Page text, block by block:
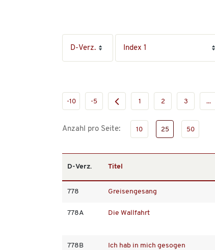
-10 -5 1 2 3 ...
Anzahl pro Seite: 10 25 50
D-Verz. Titel
778 Greisengesang
778A Die Wallfahrt
778B Ich hab in mich gesogen